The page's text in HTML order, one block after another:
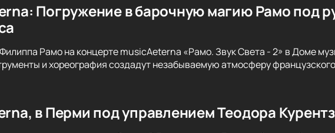
Погружение в барочную магию Рамо под
Рамо на концерте musicAeterna «Рамо. Звук Света - 2» в Доме
и хореография создадут незабываемую атмосферу
в Перми под управлением Теодора